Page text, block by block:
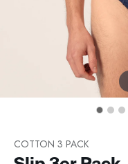
COTTON 3 PACK